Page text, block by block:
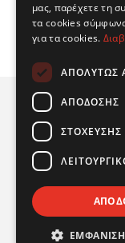
μας, παρέχετε τη
τα cookies
για τα cookies.
ΑΠΟΛΎΤΩΣ
ΑΠΌΔΟΣΗΣ
ΣΤΌΧΕΥΣΗΣ